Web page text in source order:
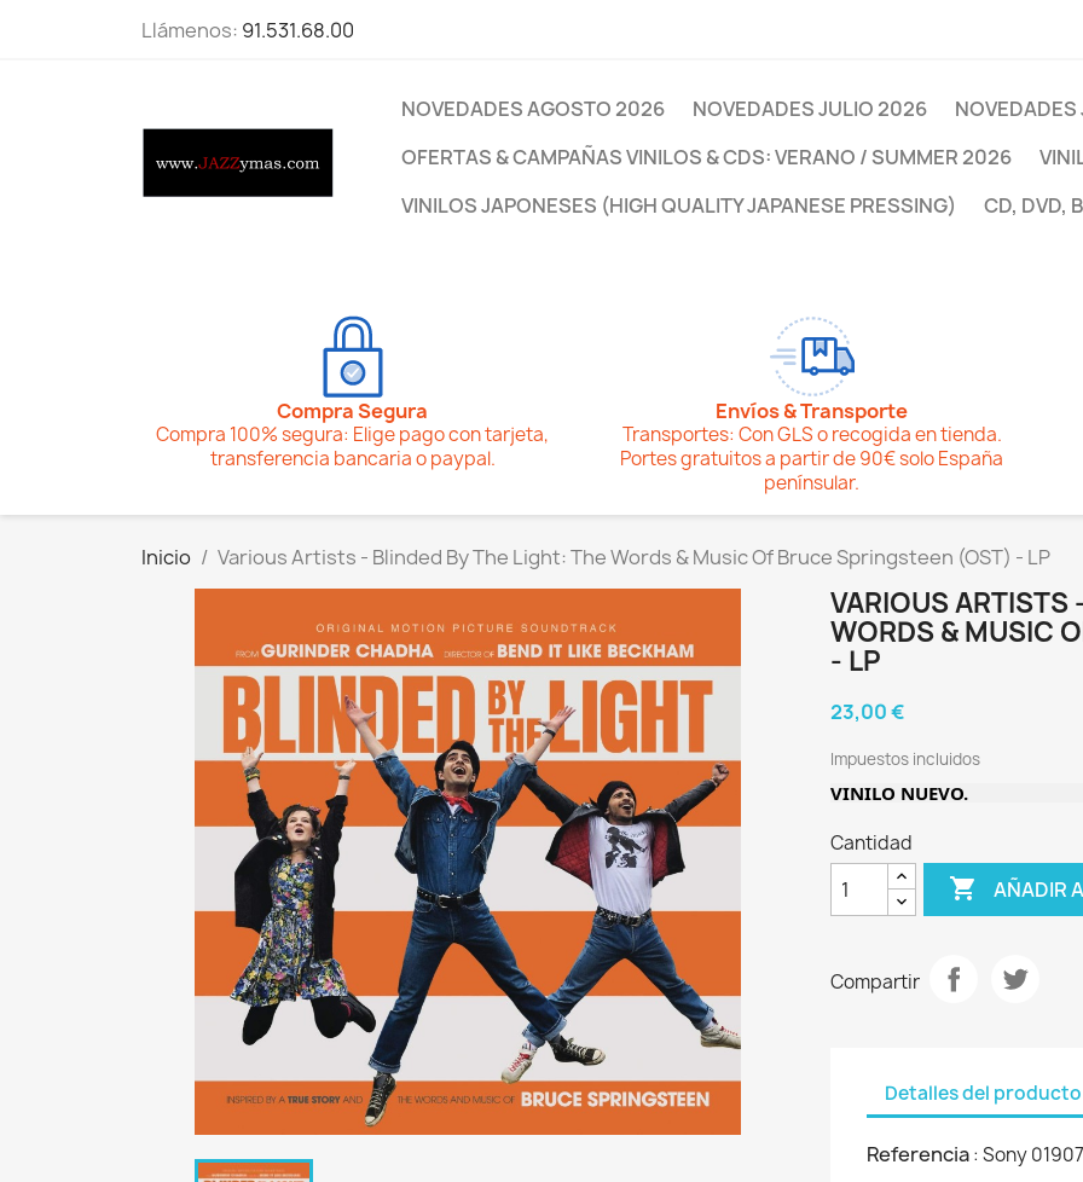
Llámenos: 91.531.68.00
NOVEDADES AGOSTO 2026 NOVEDADES JULIO 2026
OFERTAS & CAMPAÑAS VINILOS & CDS: VERANO / SUMMER 2026
VINILOS JAPONESES (HIGH QUALITY JAPANESE PRESSING)
CD, DVD,
Compra Segura
Compra 100% segura: Elige pago con tarjeta,
transferencia bancaria o paypal.
Envíos & Transporte
Transportes: Con GLS o recogida en tienda.
Portes gratuitos a partir de 90€ solo España
penínsular.
Inicio Various Artists - Blinded By The Light: The Words & Music Of Bruce Springsteen (OST) - LP
VARIOUS ARTISTS
WORDS & MUSIC
- LP
23,00 €
Impuestos incluidos
VINILO NUEVO.
Cantidad
 AÑADIR
Compartir
Detalles del producto
Referencia: Sony